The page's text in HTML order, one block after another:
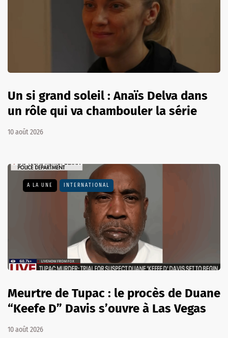
Un si grand soleil : Anaïs Delva dans
un rôle qui va chambouler la série
10 août 2026
A LA UNE INTERNATIONAL
Meurtre de Tupac : le procès de Duane
“Keefe D” Davis s’ouvre à Las Vegas
10 août 2026